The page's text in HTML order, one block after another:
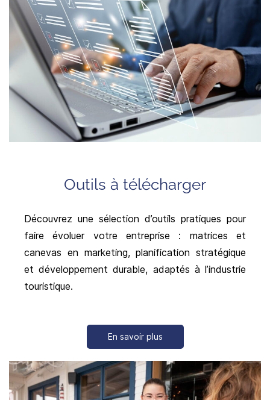
Outils à télécharger
Découvrez une sélection d’outils pratiques pour
faire évoluer votre entreprise : matrices et
canevas en marketing, planification stratégique
et développement durable, adaptés à l’industrie
touristique.
En savoir plus